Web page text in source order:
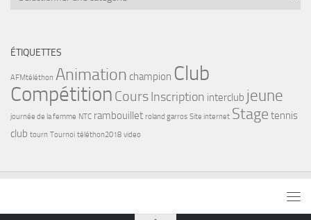
ÉTIQUETTES
AFMtéléthon Animation champion Club
Compétition CoursInscription interclub jeune
journée de la femme NTC rambouillet roland garros Site internet Stage tennis
club tourn Tournoi téléthon2018 video